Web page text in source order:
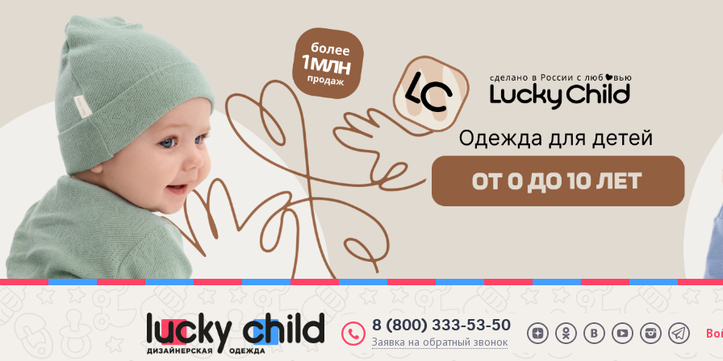
8 (800) 333-53-50
Заявка на обратный звонок